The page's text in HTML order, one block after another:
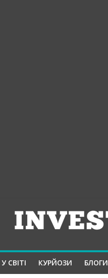
У СВІТІ КУРЙОЗИ БЛОГИ